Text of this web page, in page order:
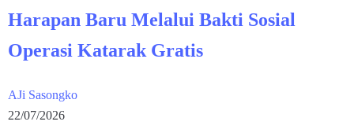
Harapan Baru Melalui Bakti Sosial
Operasi Katarak Gratis
AJi Sasongko
22/07/2026